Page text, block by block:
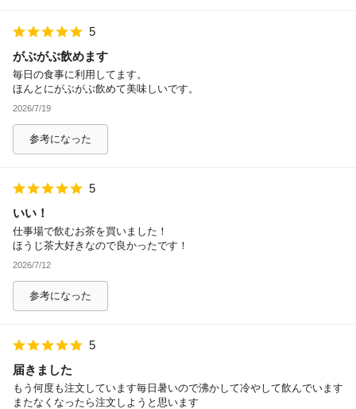
5
がぶがぶ飲めます
毎日の食事に利用してます。
ほんとにがぶがぶ飲めて美味しいです。
2026/7/19
参考になった
5
いい！
仕事場で飲むお茶を買いました！
ほうじ茶大好きなので良かったです！
2026/7/12
参考になった
5
届きました
もう何度も注文しています毎日暑いので沸かして冷やして飲んでいます
またなくなったら注文しようと思います